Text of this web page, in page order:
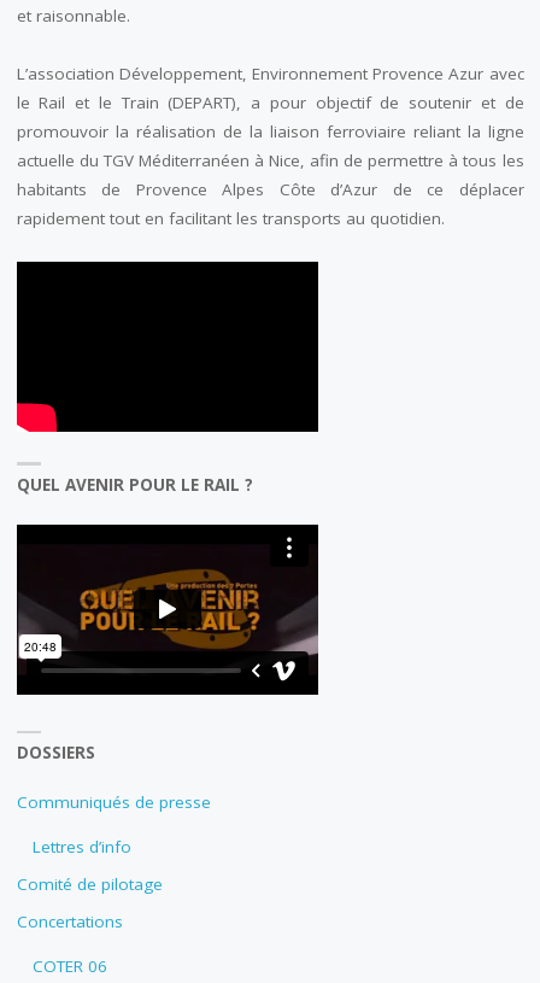
et raisonnable.
L’association Développement, Environnement Provence Azur avec
le Rail et le Train (DEPART), a pour objectif de soutenir et de
promouvoir la réalisation de la liaison ferroviaire reliant la ligne
actuelle du TGV Méditerranéen à Nice, afin de permettre à tous les
habitants de Provence Alpes Côte d’Azur de ce déplacer
rapidement tout en facilitant les transports au quotidien.
QUEL AVENIR POUR LE RAIL ?
DOSSIERS
Communiqués de presse
Lettres d’info
Comité de pilotage
Concertations
COTER 06